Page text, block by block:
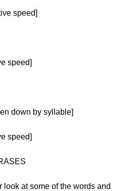
speed]
speed]
down by syllable]
speed]
look at some of the words and